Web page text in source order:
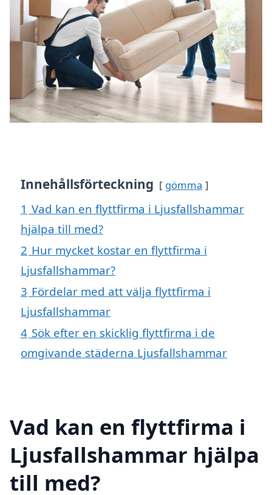
Innehållsförteckning gömma
1 Vad kan en flyttfirma i Ljusfallshammar
hjälpa till med?
2 Hur mycket kostar en flyttfirma i
Ljusfallshammar?
3 Fördelar med att välja flyttfirma i
Ljusfallshammar
4 Sök efter en skicklig flyttfirma i de
omgivande städerna Ljusfallshammar
Vad kan en flyttfirma i
Ljusfallshammar hjälpa
till med?